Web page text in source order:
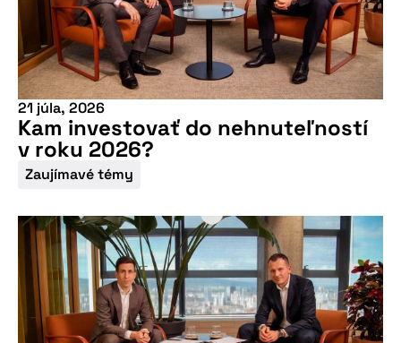
21 júla, 2026
Kam investovať do nehnuteľností
v roku 2026?
Zaujímavé témy